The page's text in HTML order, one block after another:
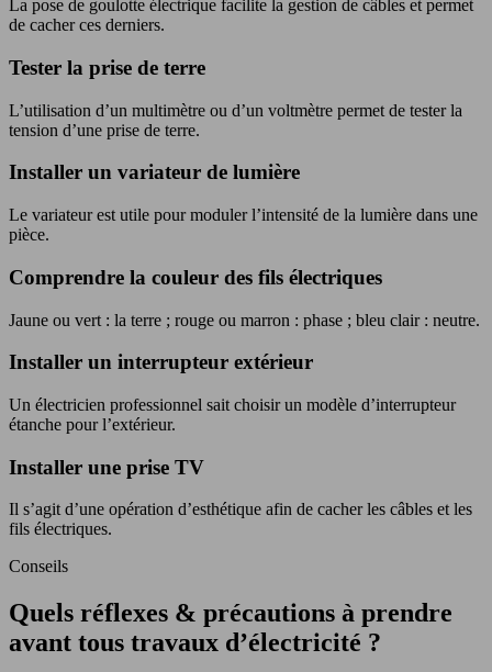
La pose de goulotte électrique facilite la gestion de câbles et permet
de cacher ces derniers.
Tester la prise de terre
L’utilisation d’un multimètre ou d’un voltmètre permet de tester la
tension d’une prise de terre.
Installer un variateur de lumière
Le variateur est utile pour moduler l’intensité de la lumière dans une
pièce.
Comprendre la couleur des fils électriques
Jaune ou vert : la terre ; rouge ou marron : phase ; bleu clair : neutre.
Installer un interrupteur extérieur
Un électricien professionnel sait choisir un modèle d’interrupteur
étanche pour l’extérieur.
Installer une prise TV
Il s’agit d’une opération d’esthétique afin de cacher les câbles et les
fils électriques.
Conseils
Quels réflexes & précautions à prendre
avant tous travaux d’électricité ?